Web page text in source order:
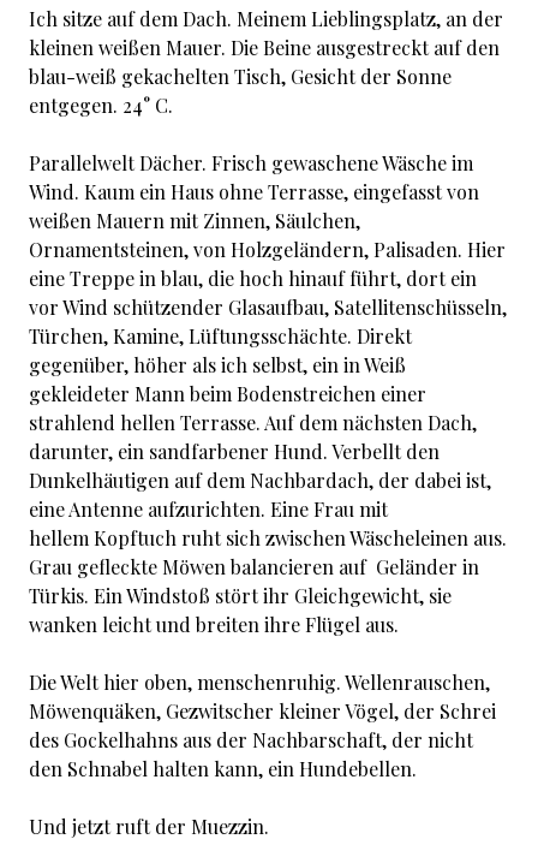
Ich sitze auf dem Dach. Meinem Lieblingsplatz, an der
kleinen weißen Mauer. Die Beine ausgestreckt auf den
blau-weiß gekachelten Tisch, Gesicht der Sonne
entgegen. 24° C.
Parallelwelt Dächer. Frisch gewaschene Wäsche im
Wind. Kaum ein Haus ohne Terrasse, eingefasst von
weißen Mauern mit Zinnen, Säulchen,
Ornamentsteinen, von Holzgeländern, Palisaden. Hier
eine Treppe in blau, die hoch hinauf führt, dort ein
vor Wind schützender Glasaufbau, Satellitenschüsseln,
Türchen, Kamine, Lüftungsschächte. Direkt
gegenüber, höher als ich selbst, ein in Weiß
gekleideter Mann beim Bodenstreichen einer
strahlend hellen Terrasse. Auf dem nächsten Dach,
darunter, ein sandfarbener Hund. Verbellt den
Dunkelhäutigen auf dem Nachbardach, der dabei ist,
eine Antenne aufzurichten. Eine Frau mit
hellem Kopftuch ruht sich zwischen Wäscheleinen aus.
Grau gefleckte Möwen balancieren auf Geländer in
Türkis. Ein Windstoß stört ihr Gleichgewicht, sie
wanken leicht und breiten ihre Flügel aus.
Die Welt hier oben, menschenruhig. Wellenrauschen,
Möwenquäken, Gezwitscher kleiner Vögel, der Schrei
des Gockelhahns aus der Nachbarschaft, der nicht
den Schnabel halten kann, ein Hundebellen.
Und jetzt ruft der Muezzin.